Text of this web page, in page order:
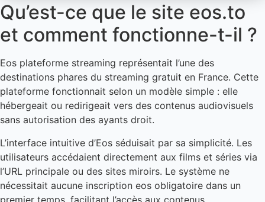
Qu’est-ce que le site eos.to
et comment fonctionne-t-il ?
Eos plateforme streaming représentait l’une des
destinations phares du streaming gratuit en France. Cette
plateforme fonctionnait selon un modèle simple : elle
hébergeait ou redirigeait vers des contenus audiovisuels
sans autorisation des ayants droit.
L’interface intuitive d’Eos séduisait par sa simplicité. Les
utilisateurs accédaient directement aux films et séries via
l’URL principale ou des sites miroirs. Le système ne
nécessitait aucune inscription eos obligatoire dans un
premier temps, facilitant l’accès aux contenus.